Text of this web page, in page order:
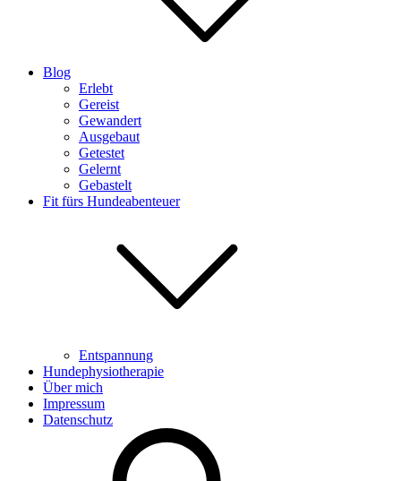
Blog
Erlebt
Gereist
Gewandert
Ausgebaut
Getestet
Gelernt
Gebastelt
Fit fürs Hundeabenteuer
Entspannung
Hundephysiotherapie
Über mich
Impressum
Datenschutz